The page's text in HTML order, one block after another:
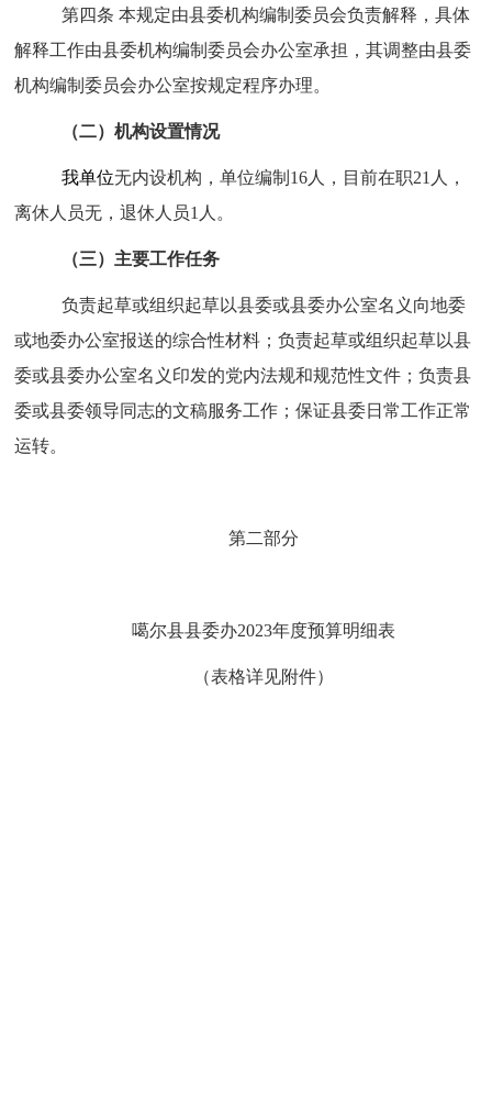
第四条本规定由县委机构编制委员会负责解释，具体
解释工作由县委机构编制委员会办公室承担，其调整由县委
机构编制委员会办公室按规定程序办理。
（二）机构设置情况
我单位无内设机构，单位编制16人，目前在职21人，
离休人员无，退休人员1人。
（三）主要工作任务
负责起草或组织起草以县委或县委办公室名义向地委
或地委办公室报送的综合性材料 ；负责起草或组织起草以县
委或县委办公室名义 印发的党内法规和规范性文件；负责县
委或县委领导同志的文稿服务工作；保证县委日常工作正常
运转。
第二部分
噶尔县县委办2023年度预算明细表
（表格详见附件）